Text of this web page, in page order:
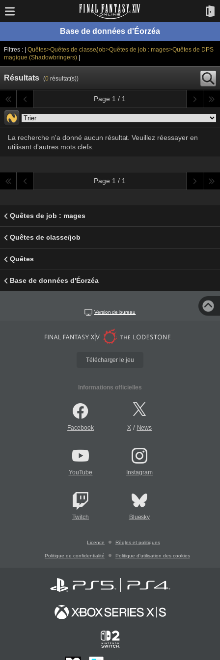
Base de données d'Éorzéa
Filtres : | Quêtes>Quêtes de classe/job>Quêtes de job : mages>Quêtes de DPS
magique (Shadowbringers)|
Résultats (0résultat(s))
Page 1 / 1
La recherche n'a donné aucun résultat. Veuillez réessayer en
utilisant d'autres mots clefs.
Page 1 / 1
Quêtes de job : mages
Quêtes de classe/job
Quêtes
Base de données d'Éorzéa
Version de bureau
Télécharger le jeu
Informations officielles
Facebook X/ News
YouTube Instagram
Twitch Bluesky
Licence Règles et politiques
Politique de confidentialité Politique d'utilisation des cookies